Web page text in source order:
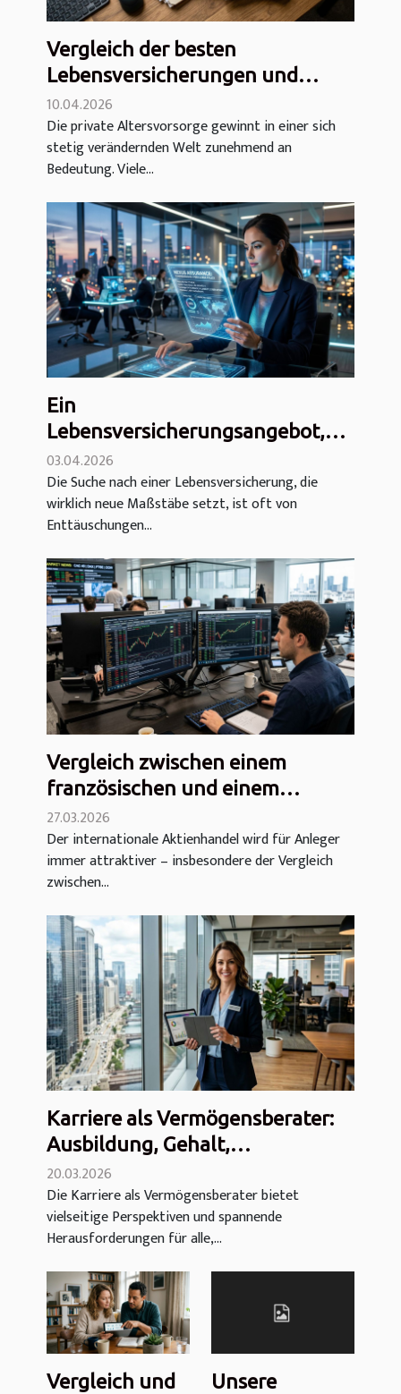
Vergleich der besten
Lebensversicherungen und
privaten Rentenversicherungen
10.04.2026
Die private Altersvorsorge gewinnt in einer sich
stetig verändernden Welt zunehmend an
Bedeutung. Viele...
Ein
Lebensversicherungsangebot,
das den Markt revolutioniert –
mit minimalen Gebühren!
03.04.2026
Die Suche nach einer Lebensversicherung, die
wirklich neue Maßstäbe setzt, ist oft von
Enttäuschungen...
Vergleich zwischen einem
französischen und einem
deutschen Aktienhandelskonto:
Welches ist besser?
27.03.2026
Der internationale Aktienhandel wird für Anleger
immer attraktiver – insbesondere der Vergleich
zwischen...
Karriere als Vermögensberater:
Ausbildung, Gehalt,
Karrierechancen und
Berufsalltag
20.03.2026
Die Karriere als Vermögensberater bietet
vielseitige Perspektiven und spannende
Herausforderungen für alle,...
Vergleich und
Unsere